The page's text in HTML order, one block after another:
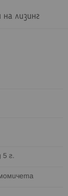
5 г.
на лизинг